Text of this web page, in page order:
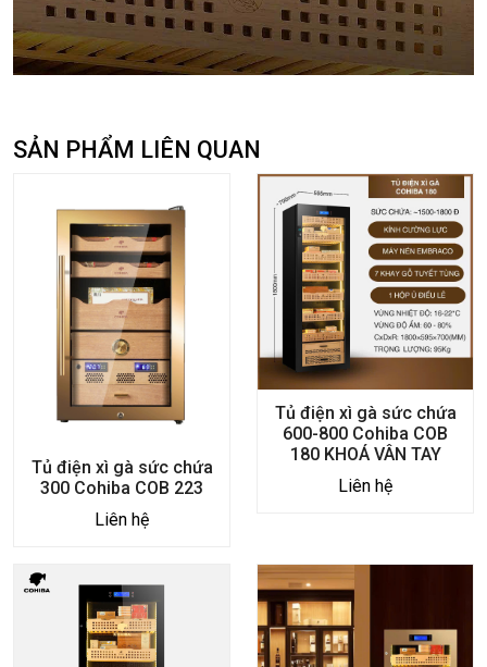
SẢN PHẨM LIÊN QUAN
Tủ điện xì gà sức chứa
300 Cohiba COB 223
Liên hệ
Tủ điện xì gà sức chứa
600-800 Cohiba COB
180 KHOÁ VÂN TAY
Liên hệ